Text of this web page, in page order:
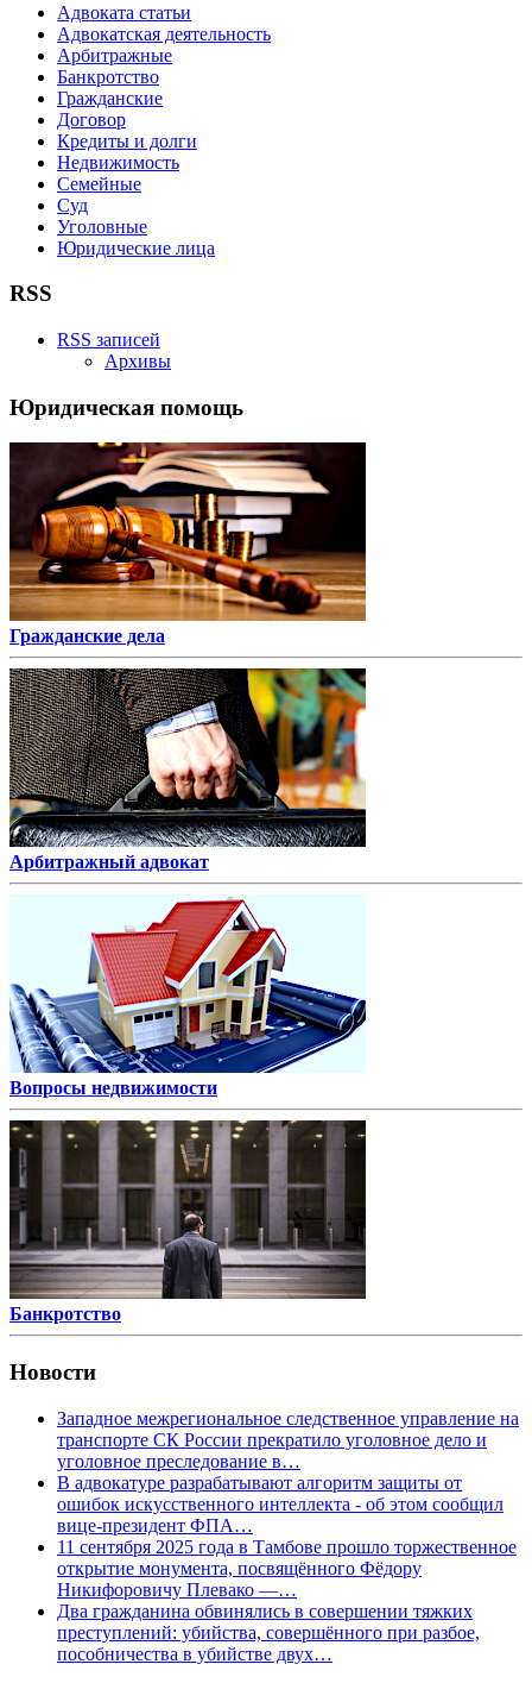
Адвоката статьи
Адвокатская деятельность
Арбитражные
Банкротство
Гражданские
Договор
Кредиты и долги
Недвижимость
Семейные
Суд
Уголовные
Юридические лица
RSS
RSS записей
Архивы
Юридическая помощь
Гражданские дела
Арбитражный адвокат
Вопросы недвижимости
Банкротство
Новости
Западное межрегиональное следственное управление на
транспорте СК России прекратило уголовное дело и
уголовное преследование в…
В адвокатуре разрабатывают алгоритм защиты от
ошибок искусственного интеллекта - об этом сообщил
вице-президент ФПА…
11 сентября 2025 года в Тамбове прошло торжественное
открытие монумента, посвящённого Фёдору
Никифоровичу Плевако —…
Два гражданина обвинялись в совершении тяжких
преступлений: убийства, совершённого при разбое,
пособничества в убийстве двух…